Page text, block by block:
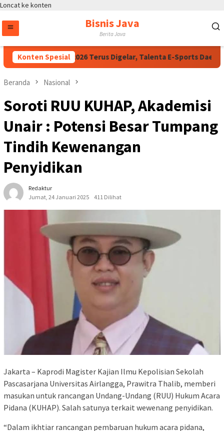
Loncat ke konten
Bisnis Java
Berita Java
Konten Spesial
Kapolri Cup 2026 Terus Digelar, Talenta E-Sports Daerah
Beranda Nasional
Soroti RUU KUHAP, Akademisi
Unair : Potensi Besar Tumpang
Tindih Kewenangan
Penyidikan
Redaktur
Jumat, 24 Januari 2025
411 Dilihat
Jakarta – Kaprodi Magister Kajian Ilmu Kepolisian Sekolah
Pascasarjana Universitas Airlangga, Prawitra Thalib, memberi
masukan untuk rancangan Undang-Undang (RUU) Hukum Acara
Pidana (KUHAP). Salah satunya terkait wewenang penyidikan.
“Dalam ikhtiar rancangan pembaruan hukum acara pidana,